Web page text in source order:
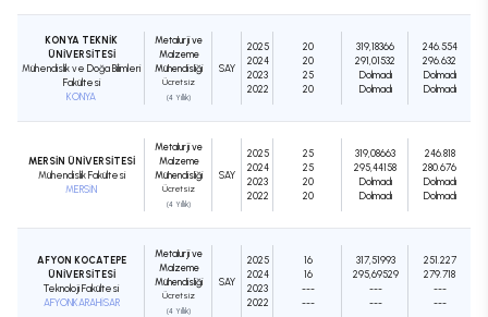
KONYA TEKNİK
ÜNİVERSİTESİ
Mühendislik ve Doğa Bilimleri
Fakültesi
KONYA
Metalurji ve
Malzeme
Mühendisliği
Ücretsiz
(4 Yıllık)
SAY
2025
2024
2023
2022
20
20
25
20
319,18366
291,01532
Dolmadı
Dolmadı
246.554
296.632
Dolmadı
Dolmadı
MERSİN ÜNİVERSİTESİ
Mühendislik Fakültesi
MERSİN
Metalurji ve
Malzeme
Mühendisliği
Ücretsiz
(4 Yıllık)
SAY
2025
2024
2023
2022
25
25
20
20
319,08663
295,44158
Dolmadı
Dolmadı
246.818
280.676
Dolmadı
Dolmadı
AFYON KOCATEPE
ÜNİVERSİTESİ
Teknoloji Fakültesi
AFYONKARAHİSAR
Metalurji ve
Malzeme
Mühendisliği
Ücretsiz
(4 Yıllık)
SAY
2025
2024
2023
2022
16
16
---
---
317,51993
295,69529
---
---
251.227
279.718
---
---